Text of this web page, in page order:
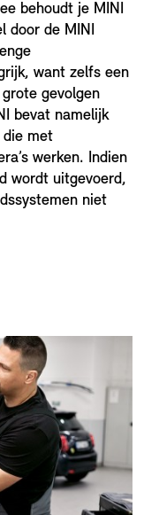
behoudt je MINI
door de MINI
want zelfs een
gevolgen
bevat namelijk
die met
werken. Indien
wordt uitgevoerd,
niet